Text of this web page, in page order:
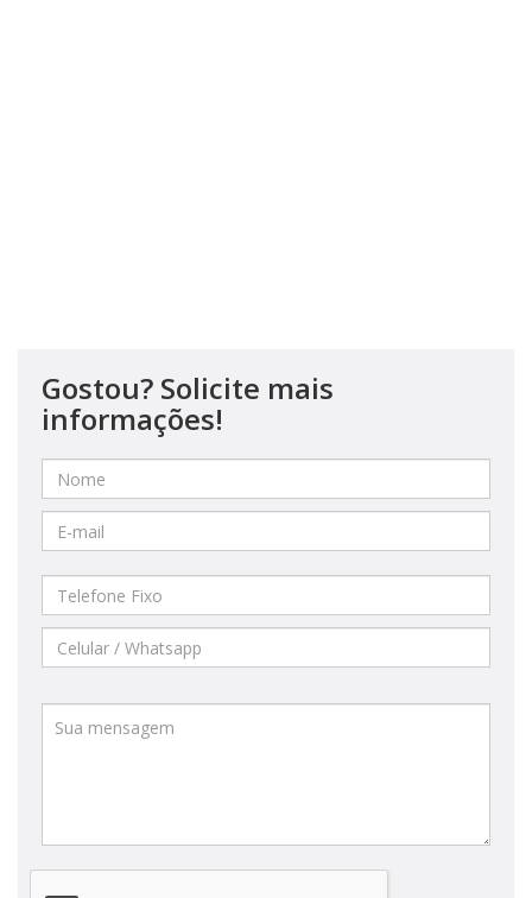
Gostou? Solicite mais
informações!